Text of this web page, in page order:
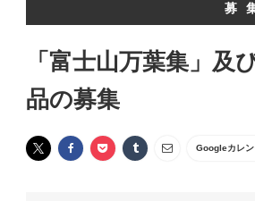
募
「富士山万葉集」及
品の募集
Googleカレ